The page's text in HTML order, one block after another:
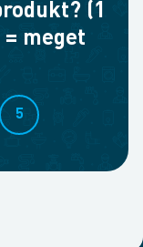
(1
meget
5